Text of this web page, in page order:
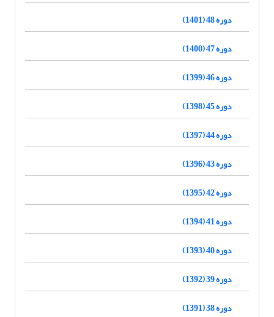
دوره 48 (1401)
دوره 47 (1400)
دوره 46 (1399)
دوره 45 (1398)
دوره 44 (1397)
دوره 43 (1396)
دوره 42 (1395)
دوره 41 (1394)
دوره 40 (1393)
دوره 39 (1392)
دوره 38 (1391)